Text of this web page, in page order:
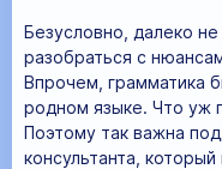
Безусловно, далеко
разобраться с
Впрочем, грамматика
родном языке. Что уж
Поэтому так важна
консультанта,